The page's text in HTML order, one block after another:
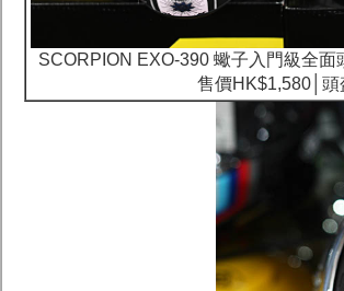
SCORPION EXO-390 蠍子入門級全
售價HK$1,580│頭